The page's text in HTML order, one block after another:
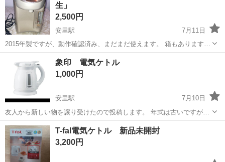
生」
2,500円
安里駅
7月11日
2015年製ですが、動作確認済み、まだまだ使えます。 箱もあります。
使用頻度が少なかったため比較的きれいな方だと思いますが、 経年に
よる汚れは少しあるので、神経質な方はご遠慮ください。 【取引につ
いて】 ゆいレール安里駅...
安里駅 キッチン家電
象印 電気ケトル
1,000円
安里駅
7月10日
友人から新しい物を譲り受けたので投稿します。 年式は古いですが問
題なく使えています。 当方、仕事が不定休の為、ご希望の日にちを教
えて頂ければ対応可能時間をお伝えします。 場所はむんじゅる弁当前
のセブンイレブンかローソンの駐...
沖縄 那覇市 安里駅 キッチン家電
T-fal電気ケトル 新品未開封
3,200円